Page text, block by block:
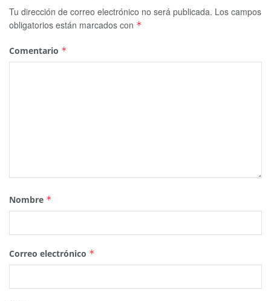
Tu dirección de correo electrónico no será publicada. Los campos
obligatorios están marcados con *
Comentario *
Nombre *
Correo electrónico *